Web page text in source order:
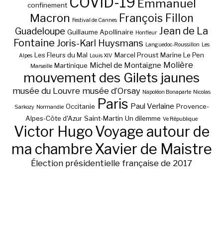
confinement
Emmanuel
Macron Festival de Cannes François Fillon
Guadeloupe Guillaume Apollinaire Honfleur Jean de La
Fontaine Joris-Karl Huysmans Languedoc-Roussillon Les
Alpes Les Fleurs du Mal Louis XIV Marcel Proust Marine Le Pen
Marseille Martinique Michel de Montaigne Molière
mouvement des Gilets jaunes
musée du Louvre musée d’Orsay Napoléon Bonaparte Nicolas
Sarkozy Normandie Occitanie Paris Paul Verlaine Provence-
Alpes-Côte d'Azur Saint-Martin Un dilemme Ve République
Victor HugoVoyage autour de
ma chambre Xavier de Maistre
Élection présidentielle française de 2017